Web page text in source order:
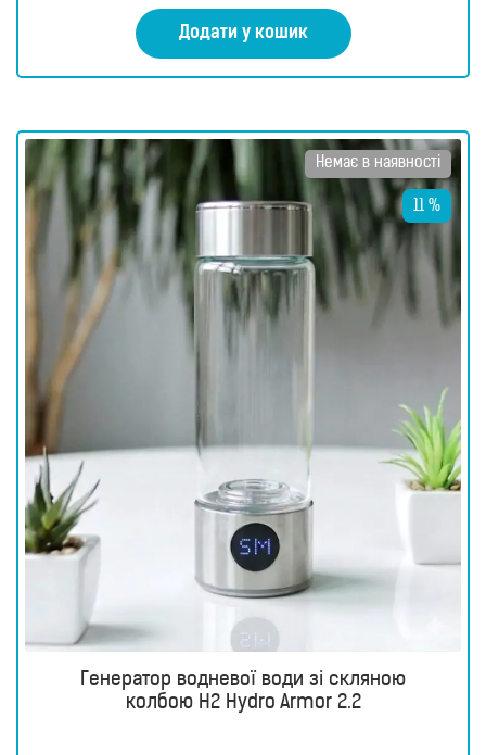
н
о
в
5
Додати у кошик
Немає в наявності
11 %
Генератор водневої води зі скляною
колбою H2 Hydro Armor 2.2